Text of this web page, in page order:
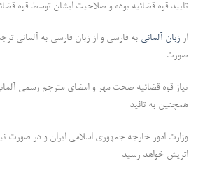
تایید قوه قضائیه بوده و صلاحیت ایشان توسط قوه
از زبان آلمانی به فارسی و از زبان فارسی به آلمانی
صورت
نیاز قوه قضائیه صحت مهر و امضای مترجم رسمی
همچنین به تائید
وزارت امور خارجه جمهوری اسلامی ایران و در صورت
اتریش خواهد رسید